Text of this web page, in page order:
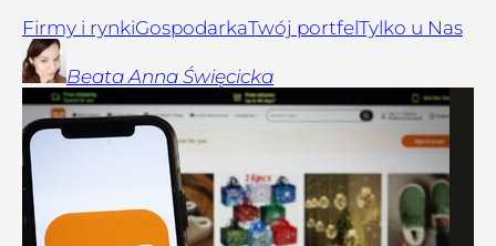
Firmy i rynkiGospodarkaTwój portfelTylko u Nas
Beata Anna Święcicka